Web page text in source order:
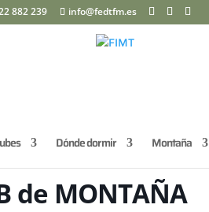
882 239 info@fedtfm.es
Dónde dormir Montaña
de MONTAÑA